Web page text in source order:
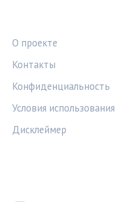
О проекте
Контакты
Конфиденциальность
Условия использования
Дисклеймер